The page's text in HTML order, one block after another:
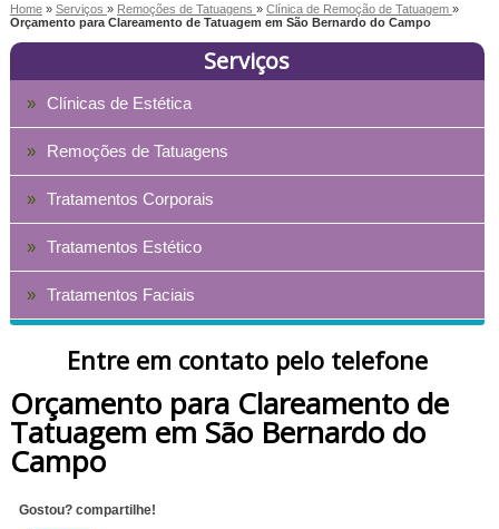
Home » Serviços » Remoções de Tatuagens » Clínica de Remoção de Tatuagem »
Orçamento para Clareamento de Tatuagem em São Bernardo do Campo
Serviços
Clínicas de Estética
Remoções de Tatuagens
Tratamentos Corporais
Tratamentos Estético
Tratamentos Faciais
Entre em contato pelo telefone
Orçamento para Clareamento de
Tatuagem em São Bernardo do
Campo
Gostou? compartilhe!